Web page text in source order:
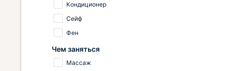
Кондиционер
Сейф
Фен
Чем заняться
Массаж